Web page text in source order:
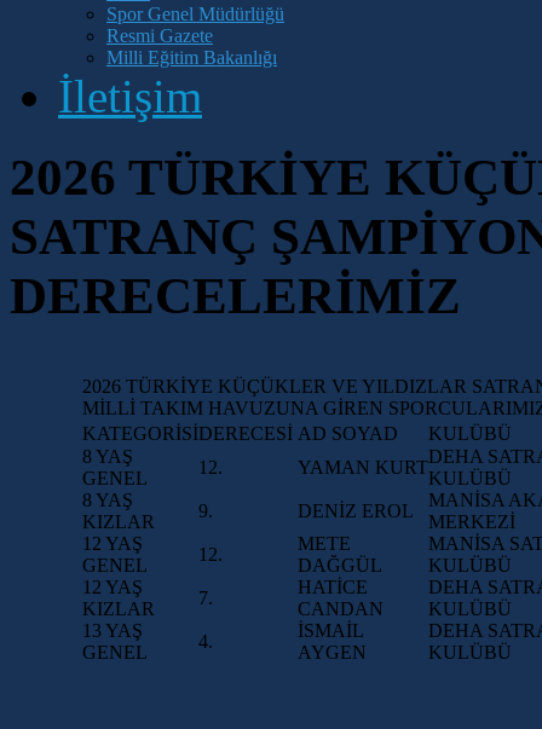
Spor Genel Müdürlüğü
Resmi Gazete
Milli Eğitim Bakanlığı
İletişim
2026 TÜRKİYE
SATRANÇ
DERECELERİMİZ
2026 TÜRKİYE KÜÇÜKLER VE YILDIZLAR
MİLLİ TAKIM HAVUZUNA GİREN
KATEGORİSİDERECESİ AD SOYAD
KULÜBÜ
8 YAŞ
GENEL
12. YAMAN KURT
DEHA
KULÜBÜ
8 YAŞ
KIZLAR
9. DENİZ EROL
MANİSA
MERKEZİ
12 YAŞ
GENEL
12.
METE
DAĞGÜL
MANİSA
KULÜBÜ
12 YAŞ
KIZLAR
7.
HATİCE
CANDAN
DEHA
KULÜBÜ
13 YAŞ
GENEL
4.
İSMAİL
AYGEN
DEHA
KULÜBÜ